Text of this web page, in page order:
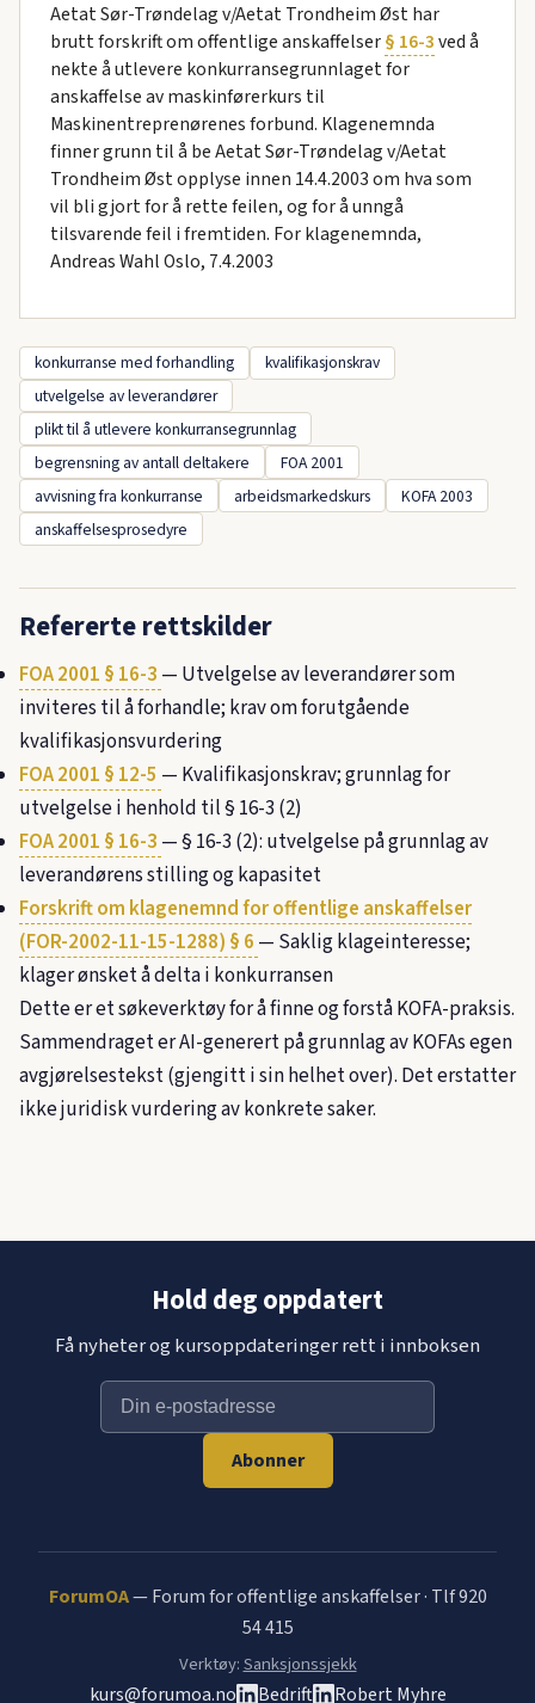
Aetat Sør-Trøndelag v/Aetat Trondheim Øst har
brutt forskrift om offentlige anskaffelser§ 16-3ved å
nekte å utlevere konkurransegrunnlaget for
anskaffelse av maskinførerkurs til
Maskinentreprenørenes forbund. Klagenemnda
finner grunn til å be Aetat Sør-Trøndelag v/Aetat
Trondheim Øst opplyse innen 14.4.2003 om hva som
vil bli gjort for å rette feilen, og for å unngå
tilsvarende feil i fremtiden. For klagenemnda,
Andreas Wahl Oslo, 7.4.2003
konkurranse med forhandling
kvalifikasjonskrav
utvelgelse av leverandører
plikt til å utlevere konkurransegrunnlag
begrensning av antall deltakere
FOA 2001
avvisning fra konkurranse
arbeidsmarkedskurs
KOFA 2003
anskaffelsesprosedyre
Refererte rettskilder
FOA 2001 § 16-3 — Utvelgelse av leverandører som
inviteres til å forhandle; krav om forutgående
kvalifikasjonsvurdering
FOA 2001 § 12-5 — Kvalifikasjonskrav; grunnlag for
utvelgelse i henhold til § 16-3 (2)
FOA 2001 § 16-3 — § 16-3 (2): utvelgelse på grunnlag av
leverandørens stilling og kapasitet
Forskrift om klagenemnd for offentlige anskaffelser
(FOR-2002-11-15-1288) § 6 — Saklig klageinteresse;
klager ønsket å delta i konkurransen
Dette er et søkeverktøy for å finne og forstå KOFA-praksis.
Sammendraget er AI-generert på grunnlag av KOFAs egen
avgjørelsestekst (gjengitt i sin helhet over). Det erstatter
ikke juridisk vurdering av konkrete saker.
Hold deg oppdatert
Få nyheter og kursoppdateringer rett i innboksen
Abonner
ForumOA— Forum for offentlige anskaffelser · Tlf 920
54 415
Verktøy:Sanksjonssjekk
kurs@forumoa.no Bedrift Robert Myhre